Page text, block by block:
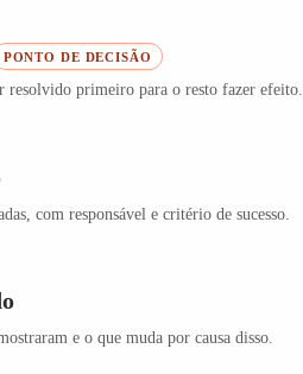
PONTO DE DECISÃO
resolvido primeiro para o resto fazer efeito.
com responsável e critério de sucesso.
e o que muda por causa disso.